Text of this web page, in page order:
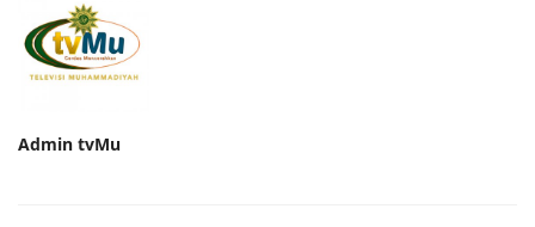
Admin tvMu